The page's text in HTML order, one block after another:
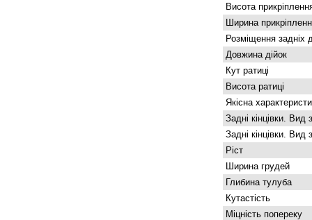
Висота
Ширина
Розміщення задніх
Довжина дійок
Кут ратиці
Висота ратиці
Якісна
Задні кінцівки. Вид
Задні кінцівки. Вид
Ріст
Ширина грудей
Глибина тулуба
Кутастість
Міцність попереку